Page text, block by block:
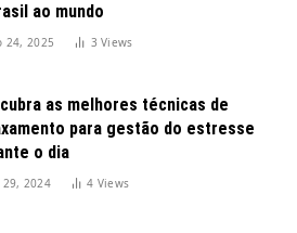
ao mundo
24, 2025 3Views
as melhores técnicas de
para gestão do estresse
o dia
29, 2024 4 Views